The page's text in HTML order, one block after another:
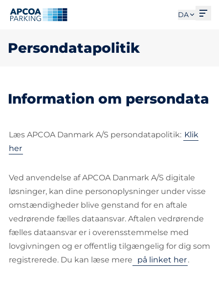
DA
Persondatapolitik
Information om persondata
Læs APCOA Danmark A/S persondatapolitik: Klik
her
Ved anvendelse af APCOA Danmark A/S digitale
løsninger, kan dine personoplysninger under visse
omstændigheder blive genstand for en aftale
vedrørende fælles dataansvar. Aftalen vedrørende
fælles dataansvar er i overensstemmelse med
lovgivningen og er offentlig tilgængelig for dig som
registrerede. Du kan læse mere
på linket her.